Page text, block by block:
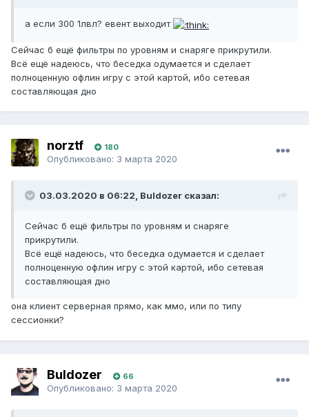
а если 300 1лвл? евент выходит
Сейчас б ещё фильтры по уровням и снаряге прикрутили.
Всё ещё надеюсь, что беседка одумается и сделает
полноценную офлин игру с этой картой, ибо сетевая
составляющая дно
norztf 180
Опубликовано: 3 марта 2020
03.03.2020 в 06:22, Buldozer сказал:
Сейчас б ещё фильтры по уровням и снаряге
прикрутили.
Всё ещё надеюсь, что беседка одумается и сделает
полноценную офлин игру с этой картой, ибо сетевая
составляющая дно
она клиент серверная прямо, как ммо, или по типу
сессионки?
Buldozer 66
Опубликовано: 3 марта 2020